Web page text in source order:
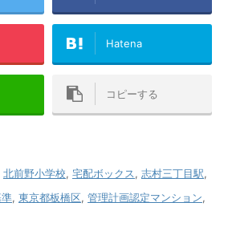
Hatena
コピーする
北前野小学校, 宅配ボックス, 志村三丁目駅,
, 東京都板橋区, 管理計画認定マンション,